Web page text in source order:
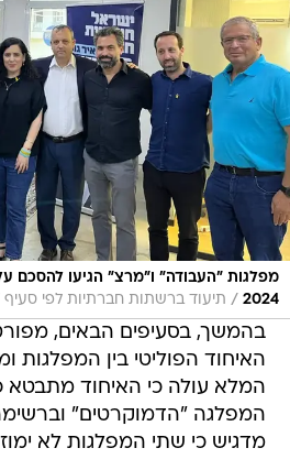
2024
/ תיעוד ברשתות חברתיות לפי סעיף 27 א' לחוק זכויות יוצרים
בהמשך, בסעיפים הבאים,
האיחוד הפוליטי בין המפלגות
המלא עולה כי האיחוד מתבטא
המפלגה "הדמוקרטים"
מדגיש כי שתי המפלגות לא